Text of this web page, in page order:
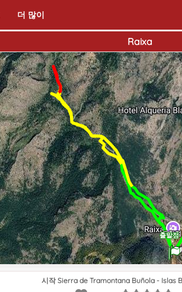
더 많이
Raixa
출발점
도착점
시작 Sierra de Tramontana Buñola - Islas